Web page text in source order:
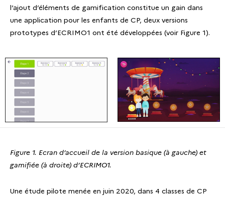
l’ajout d’éléments de gamification constitue un gain dans
une application pour les enfants de CP, deux versions
prototypes d’ECRIMO1 ont été développées (voir Figure 1).
Figure 1. Ecran d’accueil de la version basique (à gauche) et
gamifiée (à droite) d’ECRIMO1.
Une étude pilote menée en juin 2020, dans 4 classes de CP